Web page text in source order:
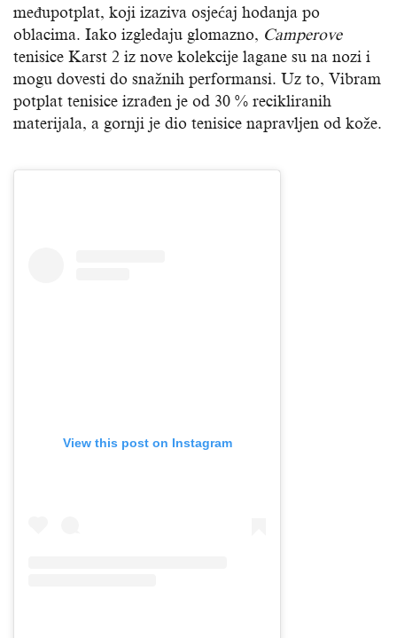
međupotplat, koji izaziva osjećaj hodanja po
oblacima. Iako izgledaju glomazno, Camperove
tenisice Karst 2 iz nove kolekcije lagane su na nozi i
mogu dovesti do snažnih performansi. Uz to, Vibram
potplat tenisice izrađen je od 30 % recikliranih
materijala, a gornji je dio tenisice napravljen od kože.
View this post on Instagram